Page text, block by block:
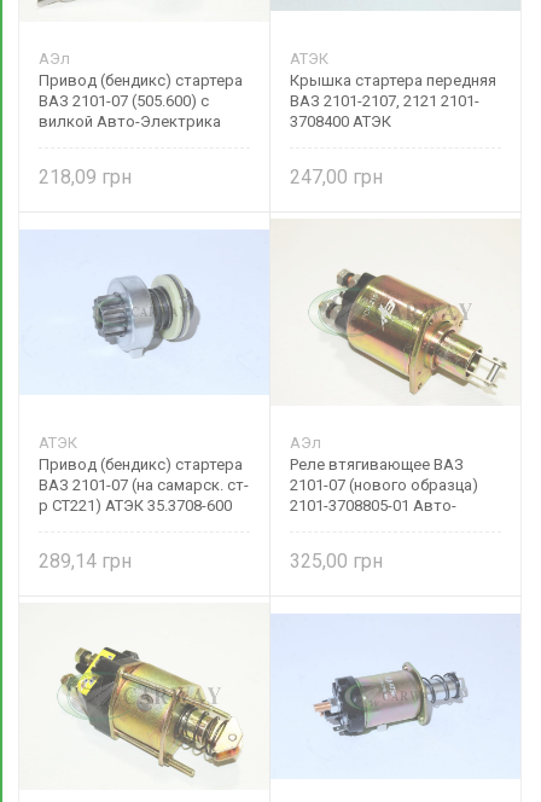
АЭл
Привод (бендикс) стартера
ВАЗ 2101-07 (505.600) с
вилкой Авто-Электрика
218,09
АТЭК
Крышка стартера передняя
ВАЗ 2101-2107, 2121 2101-
3708400 АТЭК
247,00
АТЭК
Привод (бендикс) стартера
ВАЗ 2101-07 (на самарск. ст-
р СТ221) АТЭК 35.3708-600
289,14
АЭл
Реле втягивающее ВАЗ
2101-07 (нового образца)
2101-3708805-01 Авто-
325,00